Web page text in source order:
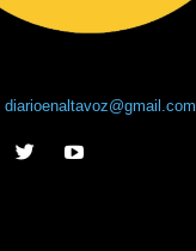
diarioenaltavoz@gmail.com